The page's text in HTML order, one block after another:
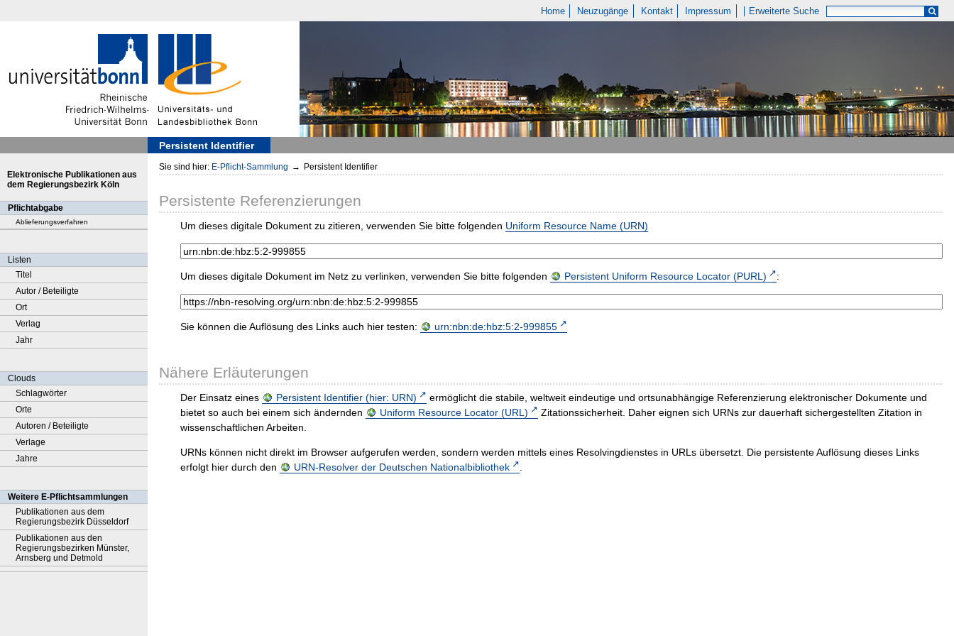
Home Neuzugänge Kontakt Impressum Erweiterte Suche
Persistent Identifier
Elektronische Publikationen aus
dem Regierungsbezirk Köln
Pflichtabgabe
Ablieferungsverfahren
Listen
Titel
Autor / Beteiligte
Ort
Verlag
Jahr
Clouds
Schlagwörter
Orte
Autoren / Beteiligte
Verlage
Jahre
Weitere E-Pflichtsammlungen
Publikationen aus dem
Regierungsbezirk Düsseldorf
Publikationen aus den
Regierungsbezirken Münster,
Arnsberg und Detmold
Sie sind hier: E-Pflicht-Sammlung → Persistent Identifier
Persistente Referenzierungen
Um dieses digitale Dokument zu zitieren, verwenden Sie bitte folgenden Uniform Resource Name (URN)
Um dieses digitale Dokument im Netz zu verlinken, verwenden Sie bitte folgenden Persistent Uniform Resource Locator (PURL) :
Sie können die Auflösung des Links auch hier testen: urn:nbn:de:hbz:5:2-999855
Nähere Erläuterungen
Der Einsatz eines Persistent Identifier (hier: URN)
ermöglicht die stabile, weltweit eindeutige und ortsunabhängige Referenzierung elektronischer Dokumente und
bietet so auch bei einem sich ändernden
Uniform Resource Locator (URL)
Zitationssicherheit. Daher eignen sich URNs zur dauerhaft sichergestellten Zitation in
wissenschaftlichen Arbeiten.
URNs können nicht direkt im Browser aufgerufen werden, sondern werden mittels eines Resolvingdienstes in URLs übersetzt. Die persistente Auflösung dieses Links
erfolgt hier durch den
URN-Resolver der Deutschen Nationalbibliothek .